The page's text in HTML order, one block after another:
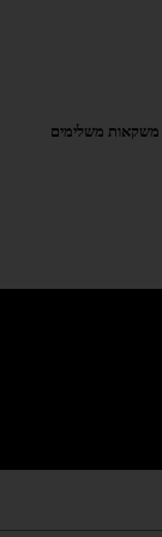
משקאות משלימים